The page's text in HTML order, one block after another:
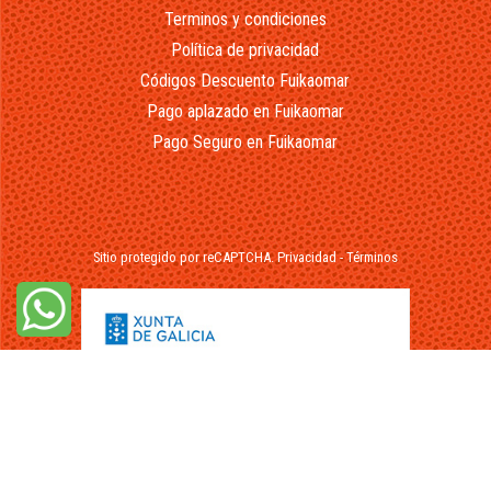
Terminos y condiciones
Política de privacidad
Códigos Descuento Fuikaomar
Pago aplazado en Fuikaomar
Pago Seguro en Fuikaomar
Sitio protegido por reCAPTCHA.Privacidad-Términos